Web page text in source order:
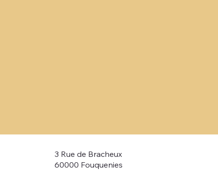
3 Rue de Bracheux
60000 Fouquenies